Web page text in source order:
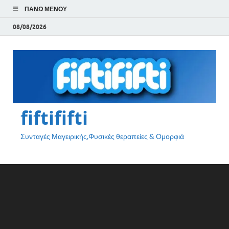
ΠΆΝΩ ΜΕΝΟΎ
08/08/2026
fiftififti
Συνταγές Μαγειρικής,Φυσικές θεραπείες & Ομορφιά